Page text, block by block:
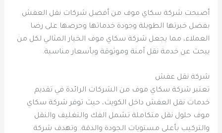
أصبحت شركة سكاي موف من أفضل شركات نقل العفش
بفضل خبرتها الطويلة وجودة خدماتها وحرصها على رضا
العملاء، مما يجعل شركة سكاي موف الخيار المثالي لكل من
يبحث عن خدمة نقل آمنة وموثوقة وبأسعار مناسبة.
شركة نقل عفش
تعتبر شركة سكاي موف من الشركات الرائدة في تقديم
خدمات نقل العفش داخل الكويت، حيث توفر شركة سكاي
موف حلول نقل متكاملة تشمل الفك والتغليف والنقل
والتركيب بأعلى مستويات الجودة والدقة. وتهدف شركة